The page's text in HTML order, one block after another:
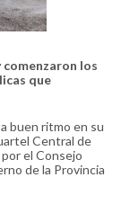
comenzaron los
que
buen ritmo en su
Central de
el Consejo
de la Provincia